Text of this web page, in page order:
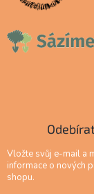
Vložte svůj e-mail a
informace o nových
shopu.